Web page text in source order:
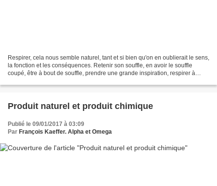
Respirer, cela nous semble naturel, tant et si bien qu'on en oublierait le sens,
la fonction et les conséquences. Retenir son souffle, en avoir le souffle
coupé, être à bout de souffle, prendre une grande inspiration, respirer à
Produit naturel et produit chimique
Publié le 09/01/2017 à 03:09
Par François Kaeffer. Alpha et Omega